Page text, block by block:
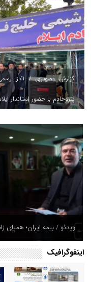
گزارش تصویری / آغاز
پتروخادم با حضور استاندار
ویدئو / بیمه ایران؛ همپای
اینفوگرافیک